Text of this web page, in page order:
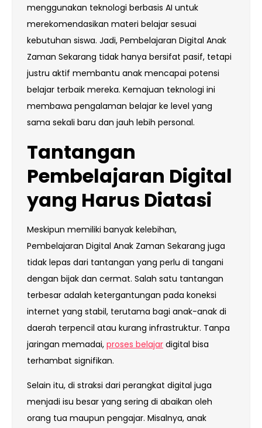
menggunakan teknologi berbasis AI untuk
merekomendasikan materi belajar sesuai
kebutuhan siswa. Jadi, Pembelajaran Digital Anak
Zaman Sekarang tidak hanya bersifat pasif, tetapi
justru aktif membantu anak mencapai potensi
belajar terbaik mereka. Kemajuan teknologi ini
membawa pengalaman belajar ke level yang
sama sekali baru dan jauh lebih personal.
Tantangan
Pembelajaran Digital
yang Harus Diatasi
Meskipun memiliki banyak kelebihan,
Pembelajaran Digital Anak Zaman Sekarang juga
tidak lepas dari tantangan yang perlu di tangani
dengan bijak dan cermat. Salah satu tantangan
terbesar adalah ketergantungan pada koneksi
internet yang stabil, terutama bagi anak-anak di
daerah terpencil atau kurang infrastruktur. Tanpa
jaringan memadai, proses belajar digital bisa
terhambat signifikan.
Selain itu, di straksi dari perangkat digital juga
menjadi isu besar yang sering di abaikan oleh
orang tua maupun pengajar. Misalnya, anak